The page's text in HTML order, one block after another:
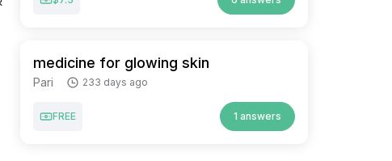
medicine for glowing skin
Pari 233 days ago
FREE 1 answers